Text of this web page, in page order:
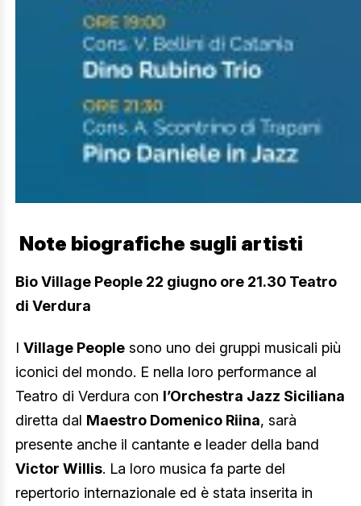
Note biografiche sugli artisti
Bio Village People 22 giugno ore 21.30 Teatro
di Verdura
I Village People sono uno dei gruppi musicali più
iconici del mondo. E nella loro performance al
Teatro di Verdura con l’Orchestra Jazz Siciliana
diretta dal Maestro Domenico Riina, sarà
presente anche il cantante e leader della band
Victor Willis. La loro musica fa parte del
repertorio internazionale ed è stata inserita in